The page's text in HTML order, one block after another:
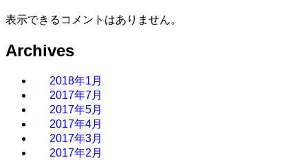
表示できるコメントはありません。
Archives
2018年1月
2017年7月
2017年5月
2017年4月
2017年3月
2017年2月